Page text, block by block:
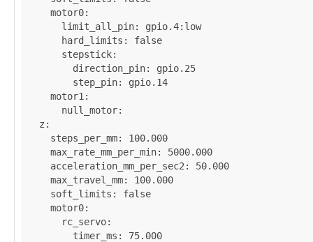
motor0:
limit_all_pin: gpio.4:low
hard_limits : false
stepstick:
direction_pin: gpio.25
step_pin: gpio.14
motor1 :
null_motor:
z :
steps_per_mm: 100.000
max_rate_mm_per_min: 5000.000
acceleration_mm_per_sec2 : 50.000
max_travel_mm: 100.000
soft_limits : false
motor0:
rc_servo:
timer_ms : 75.000